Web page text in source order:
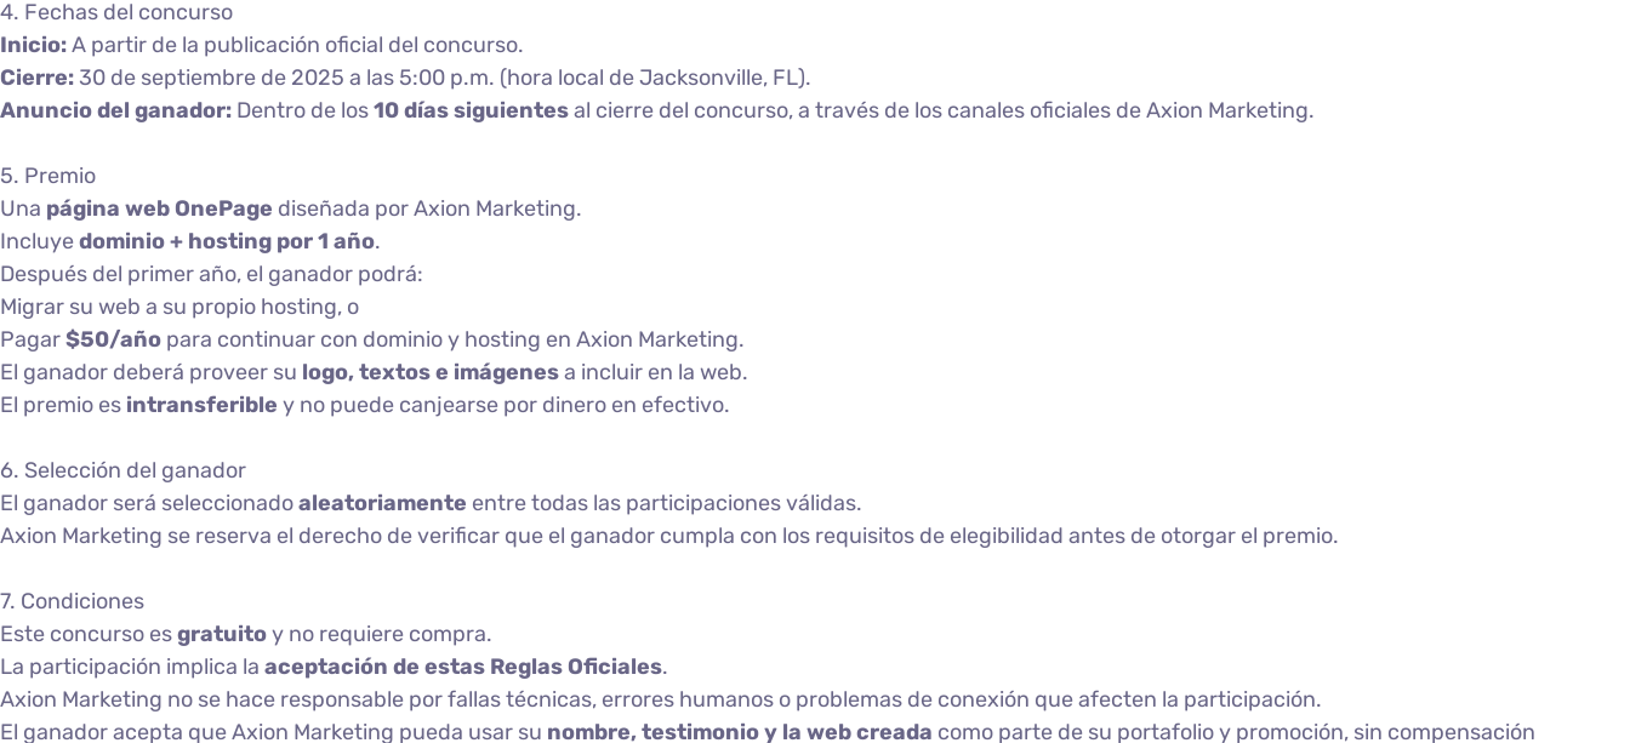
4. Fechas del concurso
Inicio:A partir de la publicación oficial del concurso.
Cierre: 30 de septiembre de 2025 a las 5:00 p.m. (hora local de Jacksonville, FL).
Anuncio del ganador: Dentro de los10 días siguientesal cierre del concurso, a través de los canales oficiales de Axion Marketing.
5. Premio
Una página web OnePage diseñada por Axion Marketing.
Incluyedominio + hosting por 1 año.
Después del primer año, el ganador podrá:
Migrar su web a su propio hosting, o
Pagar$50/año para continuar con dominio y hosting en Axion Marketing.
El ganador deberá proveer su logo, textos e imágenesa incluir en la web.
El premio es intransferible y no puede canjearse por dinero en efectivo.
6. Selección del ganador
El ganador será seleccionadoaleatoriamente entre todas las participaciones válidas.
Axion Marketing se reserva el derecho de verificar que el ganador cumpla con los requisitos de elegibilidad antes de otorgar el premio.
7. Condiciones
Este concurso esgratuitoy no requiere compra.
La participación implica la aceptación de estas Reglas Oficiales.
Axion Marketing no se hace responsable por fallas técnicas, errores humanos o problemas de conexión que afecten la participación.
El ganador acepta que Axion Marketing pueda usar su nombre, testimonio y la web creada como parte de su portafolio y promoción, sin compensación